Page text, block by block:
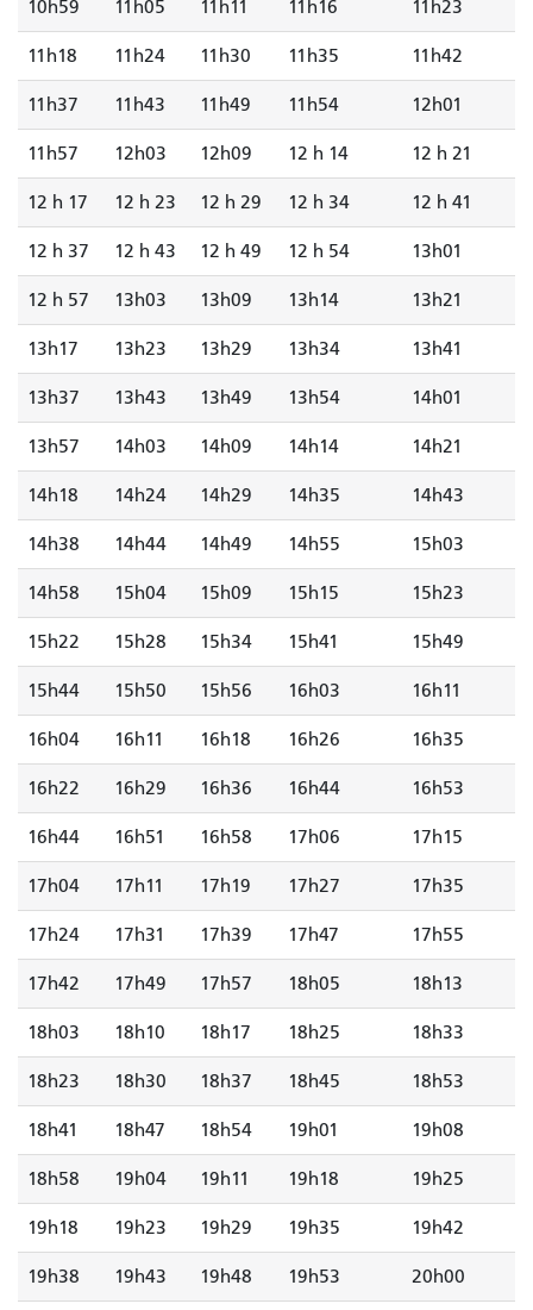
10h59 11h05 11h11 11h16 11h23
11h18 11h24 11h30 11h35 11h42
11h37 11h43 11h49 11h54 12h01
11h57 12h03 12h09 12 h 14 12 h 21
12 h 17 12 h 23 12 h 29 12 h 34 12 h 41
12 h 37 12 h 43 12 h 49 12 h 54 13h01
12 h 57 13h03 13h09 13h14 13h21
13h17 13h23 13h29 13h34 13h41
13h37 13h43 13h49 13h54 14h01
13h57 14h03 14h09 14h14 14h21
14h18 14h24 14h29 14h35 14h43
14h38 14h44 14h49 14h55 15h03
14h58 15h04 15h09 15h15 15h23
15h22 15h28 15h34 15h41 15h49
15h44 15h50 15h56 16h03 16h11
16h04 16h11 16h18 16h26 16h35
16h22 16h29 16h36 16h44 16h53
16h44 16h51 16h58 17h06 17h15
17h04 17h11 17h19 17h27 17h35
17h24 17h31 17h39 17h47 17h55
17h42 17h49 17h57 18h05 18h13
18h03 18h10 18h17 18h25 18h33
18h23 18h30 18h37 18h45 18h53
18h41 18h47 18h54 19h01 19h08
18h58 19h04 19h11 19h18 19h25
19h18 19h23 19h29 19h35 19h42
19h38 19h43 19h48 19h53 20h00